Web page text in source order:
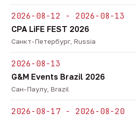
2026-08-12 - 2026-08-13
CPA LiFE FEST 2026
Санкт-Петербург, Russia
2026-08-13
G&M Events Brazil 2026
Сан-Паулу, Brazil
2026-08-17 - 2026-08-20